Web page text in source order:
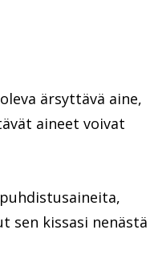
ärsyttävä aine,
aineet voivat
sen kissasi nenästä